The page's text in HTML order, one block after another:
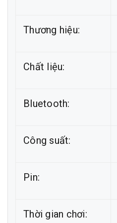
Thương hiệu:
Chất liệu:
Bluetooth:
Công suất:
Pin:
Thời gian chơi: